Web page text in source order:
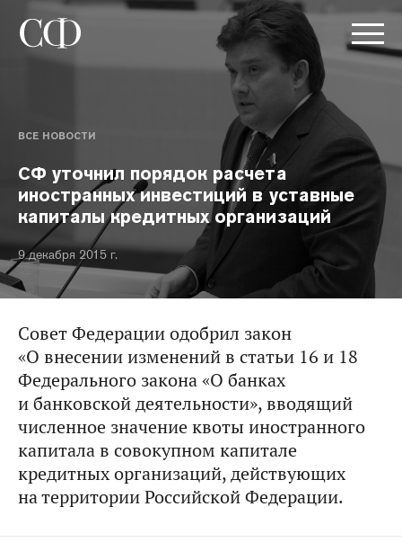
ВСЕ НОВОСТИ
СФ уточнил порядок расчета
иностранных инвестиций в уставные
капиталы кредитных организаций
9 декабря 2015 г.
Совет Федерации одобрил закон
«О внесении изменений в статьи 16 и 18
Федерального закона «О банках
и банковской деятельности», вводящий
численное значение квоты иностранного
капитала в совокупном капитале
кредитных организаций, действующих
на территории Российской Федерации.